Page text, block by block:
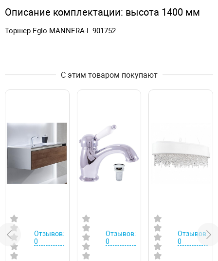
Описание комплектации: высота 1400 мм
Торшер Eglo MANNERA-L 901752
С этим товаром покупают
Отзывов:
0
Отзывов:
0
Отзывов:
0